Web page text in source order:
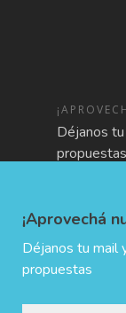
Déjanos
propuestas
¡Aprovechá
Déjanos tu mail
propuestas